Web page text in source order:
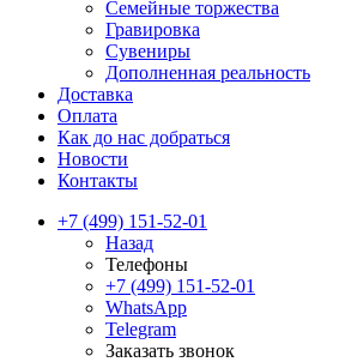
Семейные торжества
Гравировка
Сувениры
Дополненная реальность
Доставка
Оплата
Как до нас добраться
Новости
Контакты
+7 (499) 151-52-01
Назад
Телефоны
+7 (499) 151-52-01
WhatsApp
Telegram
Заказать звонок